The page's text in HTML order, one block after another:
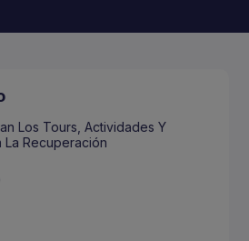
Los Tours, Actividades Y
La Recuperación